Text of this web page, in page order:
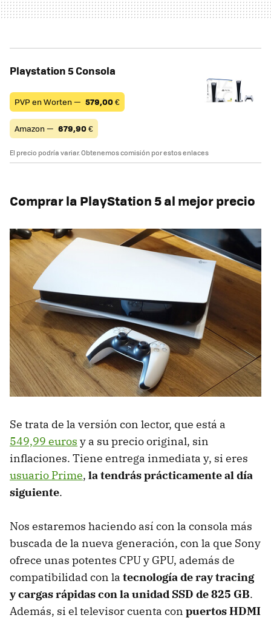
Playstation 5 Consola
PVP en Worten — 579,00€
Amazon — 679,90€
El precio podría variar. Obtenemos comisión por estos enlaces
Comprar la PlayStation 5 al mejor precio
Se trata de la versión con lector, que está a
549,99 euros y a su precio original, sin
inflaciones. Tiene entrega inmediata y, si eres
usuario Prime, la tendrás prácticamente al día
siguiente.
Nos estaremos haciendo así con la consola más
buscada de la nueva generación, con la que Sony
ofrece unas potentes CPU y GPU, además de
compatibilidad con la tecnología de ray tracing
y cargas rápidas con la unidad SSD de 825 GB.
Además, si el televisor cuenta con puertos HDMI